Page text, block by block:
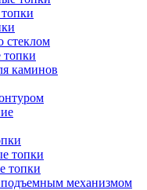
стеклом
каминов
топки
топки
механизмом